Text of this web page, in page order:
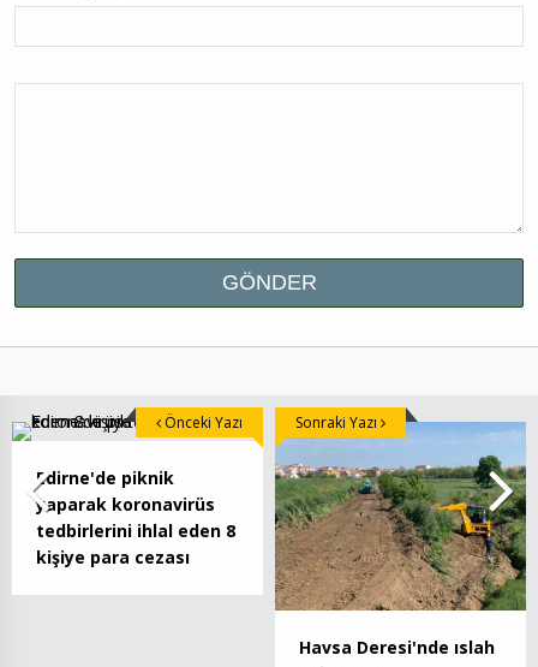
Edirne'de piknik
yaparak koronavirüs
tedbirlerini ihlal eden 8
kişiye para cezası
Önceki Yazı
Havsa Deresi'nde ıslah
Sonraki Yazı